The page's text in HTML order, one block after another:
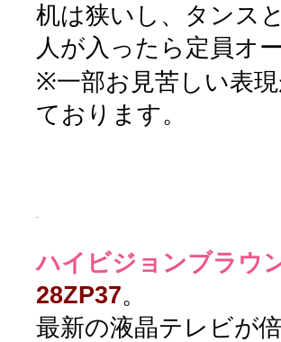
机は狭いし、タンス
人が入ったら定員オ
※一部お見苦しい表
ております。
ハイビジョンブラウ
28ZP37。
最新の液晶テレビが